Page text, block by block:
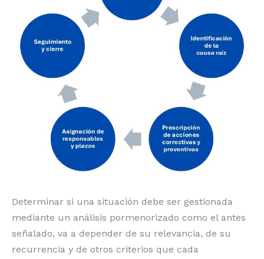
Determinar si una situación debe ser gestionada
mediante un análisis pormenorizado como el antes
señalado, va a depender de su relevancia, de su
recurrencia y de otros criterios que cada